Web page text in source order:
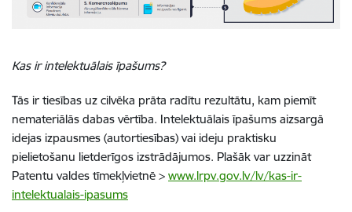
Kas ir intelektuālais īpašums?
Tās ir tiesības uz cilvēka prāta radītu rezultātu, kam piemīt
nemateriālās dabas vērtība. Intelektuālais īpašums aizsargā
idejas izpausmes (autortiesības) vai ideju praktisku
pielietošanu lietderīgos izstrādājumos. Plašāk var uzzināt
Patentu valdes tīmekļvietnē > www.lrpv.gov.lv/lv/kas-ir-
intelektualais-ipasums